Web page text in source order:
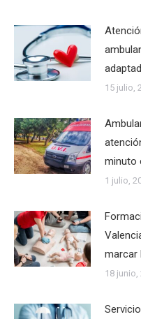
15 julio,
minuto
1 julio,
marcar
18 junio,